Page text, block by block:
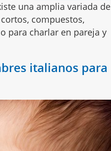
una amplia variada de
compuestos,
para charlar en pareja y
italianos para